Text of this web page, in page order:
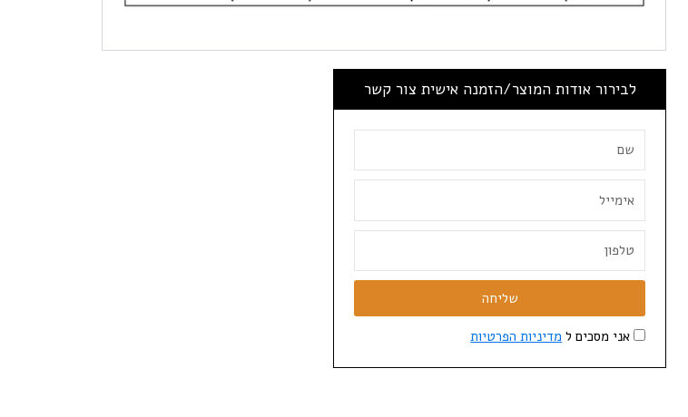
לבירור אודות המוצר/הזמנה אישית צור קשר
אני מסכים ל מדיניות הפרטיות
שליחה